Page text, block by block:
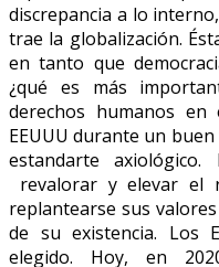
discrepancia a lo
trae la globalización.
en tanto que
¿qué es más
derechos humanos
EEUUU durante un
estandarte
revalorar y elevar el
replantearse sus
de su existencia. Los
elegido. Hoy, en